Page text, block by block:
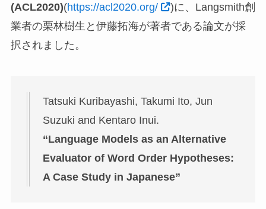
(ACL2020)(https://acl2020.org/
)に、Langsmith創
業者の栗林樹生と伊藤拓海が著者である論文が採
択されました。
Tatsuki Kuribayashi, Takumi Ito, Jun
Suzuki and Kentaro Inui.
“Language Models as an Alternative
Evaluator of Word Order Hypotheses:
A Case Study in Japanese”